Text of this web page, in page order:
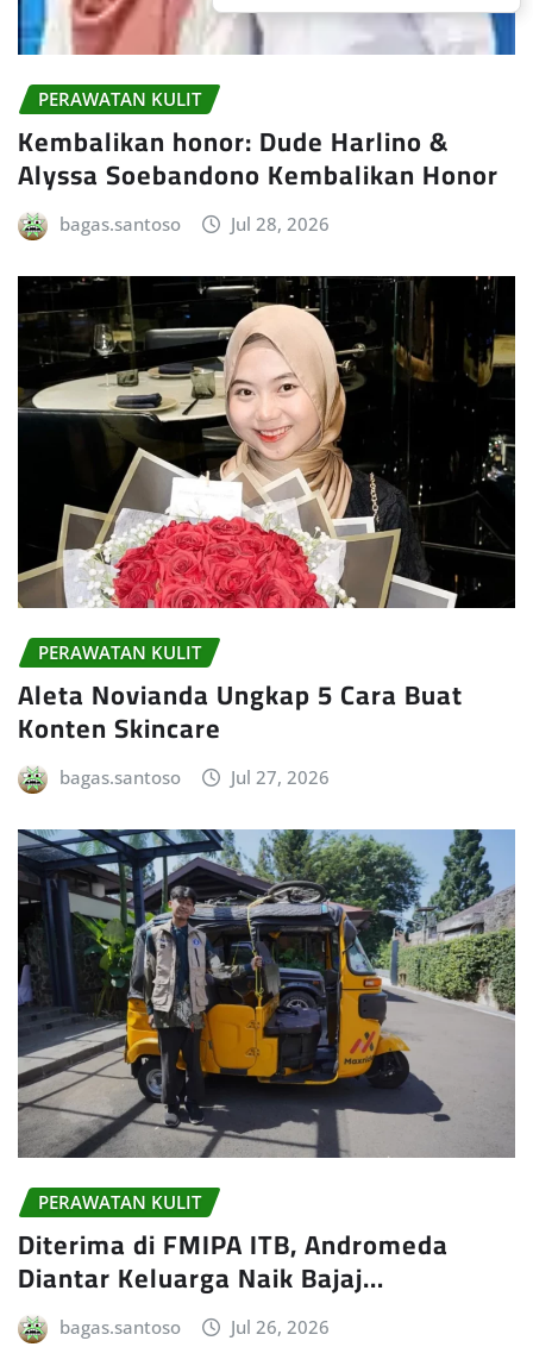
PERAWATAN KULIT
Kembalikan honor: Dude Harlino &
Alyssa Soebandono Kembalikan Honor
bagas.santoso Jul 28, 2026
PERAWATAN KULIT
Aleta Novianda Ungkap 5 Cara Buat
Konten Skincare
bagas.santoso Jul 27, 2026
PERAWATAN KULIT
Diterima di FMIPA ITB, Andromeda
Diantar Keluarga Naik Bajaj…
bagas.santoso Jul 26, 2026